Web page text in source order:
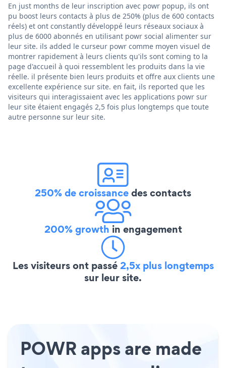
En just months de leur inscription avec powr popup, ils ont
pu boost leurs contacts à plus de 250% (plus de 600 contacts
réels) et ont constantly développé leurs réseaux sociaux à
plus de 6000 abonnés en utilisant powr social alimenter sur
leur site. ils added le curseur powr comme moyen visuel de
montrer rapidement à leurs clients qu'ils sont coming to la
page d'accueil à quoi ressemblent les produits dans la vie
réelle. il présente bien leurs produits et offre aux clients une
excellente expérience sur site. en fait, ils reported que les
visiteurs qui interagissaient avec les applications powr sur
leur site étaient engagés 2,5 fois plus longtemps que toute
autre personne sur leur site.
250% de croissancedes contacts
200% growth in engagement
Les visiteurs ont passé2,5x plus longtemps
sur leur site.
POWR apps are made